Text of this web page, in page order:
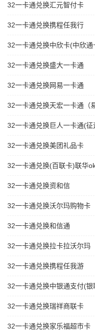
32一卡通兑换汇元智付卡
32一卡通兑换携程任我行
32一卡通兑换中欣卡(中欣通
32一卡通兑换盛大一卡通
32一卡通兑换网易一卡通
32一卡通兑换天宏一卡通（
32一卡通兑换巨人一卡通(征
32一卡通兑换美团礼品卡
32一卡通兑换(百联卡)联华
32一卡通兑换资和信
32一卡通兑换沃尔玛购物卡
32一卡通兑换和信通
32一卡通兑换拉卡拉沃尔玛
32一卡通兑换携程任我游
32一卡通兑换中银通支付(银
32一卡通兑换瑞祥商联卡
32一卡通兑换家乐福超市卡